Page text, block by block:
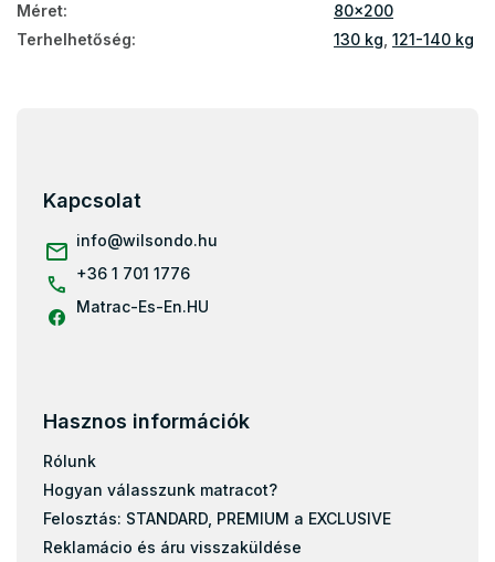
Méret:
80x200
Terhelhetőség: 130 kg 121-140 kg
Kapcsolat
info@wilsondo.hu
+36 1 701 1776
Matrac-Es-En.HU
Hasznos információk
Rólunk
Hogyan válasszunk matracot?
Felosztás: STANDARD, PREMIUM a EXCLUSIVE
Reklamácio és áru visszaküldése